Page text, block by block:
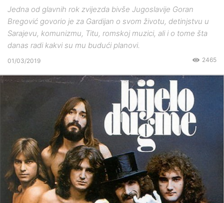
Jedna od glavnih rok zvijezda bivše Jugoslavije Goran
Bregović govorio je za Gardijan o svom životu, detinjstvu u
Sarajevu, komunizmu, Titu, romskoj muzici, ali i o tome šta
danas radi kakvi su mu budući planovi.
01/03/2019 2465